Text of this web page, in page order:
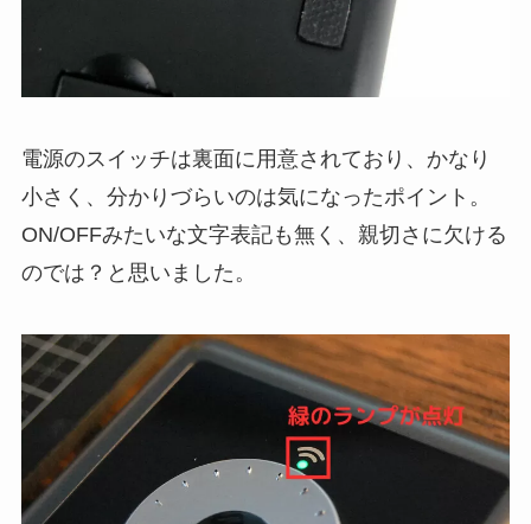
電源のスイッチは裏面に用意されており、かなり
小さく、分かりづらいのは気になったポイント。
ON/OFFみたいな文字表記も無く、親切さに欠ける
のでは？と思いました。